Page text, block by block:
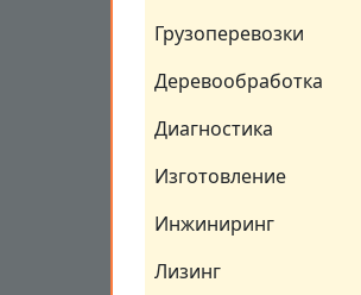
Грузоперевозки
Деревообработка
Диагностика
Изготовление
Инжиниринг
Лизинг